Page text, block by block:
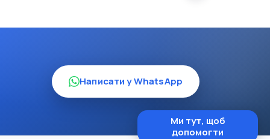
Написати у WhatsApp
Ми тут, щоб
допомогти